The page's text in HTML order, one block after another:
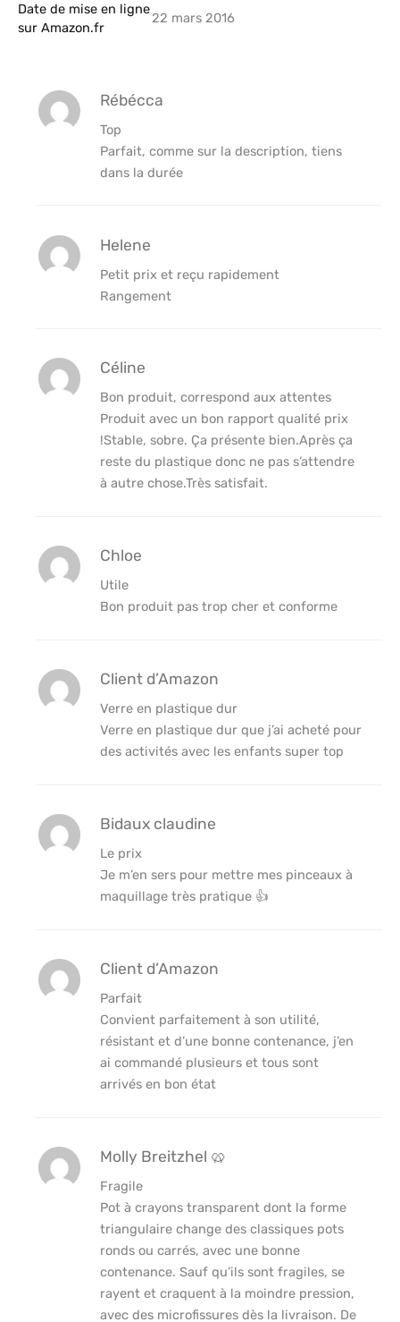
Date de mise en ligne
sur Amazon.fr
22 mars 2016
Rébécca
Top
Parfait, comme sur la description, tiens
dans la durée
Helene
Petit prix et reçu rapidement
Rangement
Céline
Bon produit, correspond aux attentes
Produit avec un bon rapport qualité prix
!Stable, sobre. Ça présente bien.Après ça
reste du plastique donc ne pas s’attendre
à autre chose.Très satisfait.
Chloe
Utile
Bon produit pas trop cher et conforme
Client d’Amazon
Verre en plastique dur
Verre en plastique dur que j’ai acheté pour
des activités avec les enfants super top
Bidaux claudine
Le prix
Je m’en sers pour mettre mes pinceaux à
maquillage très pratique 👍
Client d’Amazon
Parfait
Convient parfaitement à son utilité,
résistant et d’une bonne contenance, j’en
ai commandé plusieurs et tous sont
arrivés en bon état
Molly Breitzhel 🥨
Fragile
Pot à crayons transparent dont la forme
triangulaire change des classiques pots
ronds ou carrés, avec une bonne
contenance. Sauf qu’ils sont fragiles, se
rayent et craquent à la moindre pression,
avec des microfissures dès la livraison. De